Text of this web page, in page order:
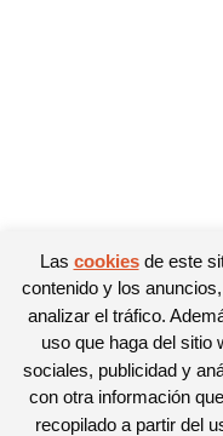
Las cookiesde este
contenido y los
analizar el tráfico.
uso que haga del sitio
sociales, publicidad y
con otra información
recopilado a partir del